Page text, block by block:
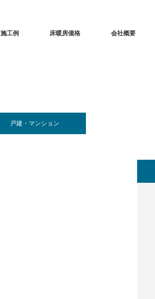
施工例 床暖房価格 会社概要
戸建・マンション